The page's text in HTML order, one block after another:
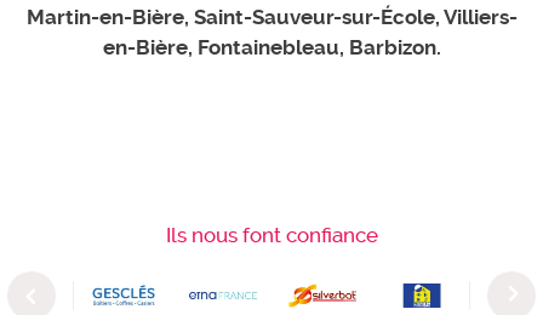
Martin-en-Bière, Saint-Sauveur-sur-École, Villiers-
en-Bière, Fontainebleau, Barbizon.
Ils nous font confiance
Previous Next